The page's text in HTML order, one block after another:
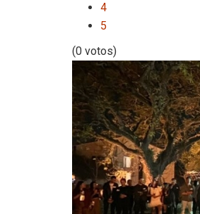
4
5
(0 votos)